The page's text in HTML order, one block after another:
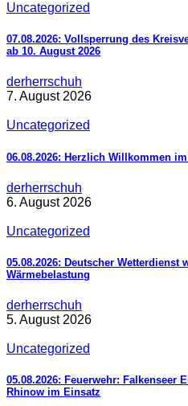
Uncategorized
07.08.2026: Vollsperrung des
ab 10. August 2026
derherrschuh
7. August 2026
Uncategorized
06.08.2026: Herzlich Willkommen im
derherrschuh
6. August 2026
Uncategorized
05.08.2026: Deutscher Wetterdienst
Wärmebelastung
derherrschuh
5. August 2026
Uncategorized
05.08.2026: Feuerwehr: Falkenseer
Rhinow im Einsatz